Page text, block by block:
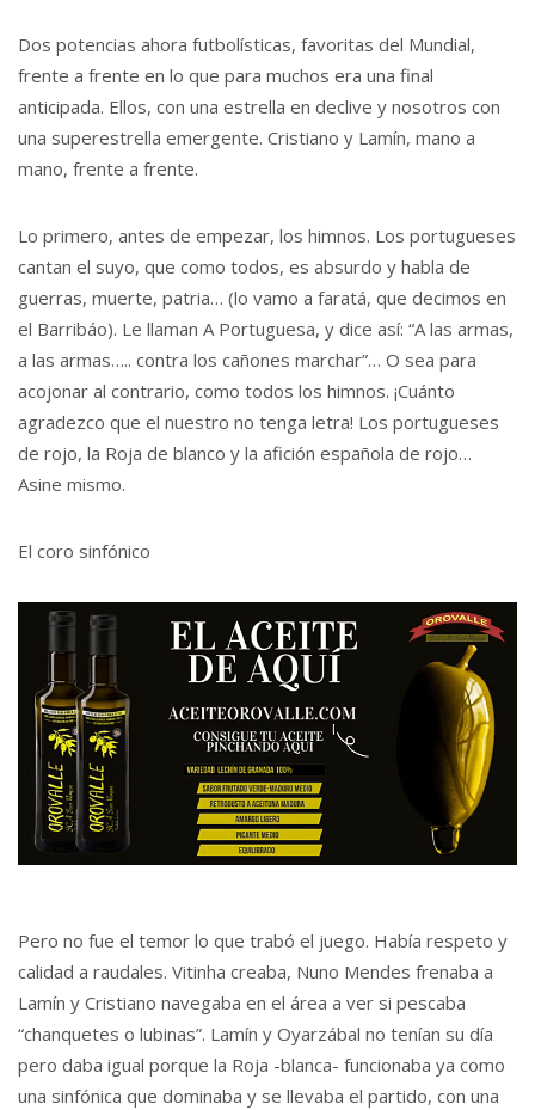
Dos potencias ahora futbolísticas, favoritas del Mundial,
frente a frente en lo que para muchos era una final
anticipada. Ellos, con una estrella en declive y nosotros con
una superestrella emergente. Cristiano y Lamín, mano a
mano, frente a frente.
Lo primero, antes de empezar, los himnos. Los portugueses
cantan el suyo, que como todos, es absurdo y habla de
guerras, muerte, patria… (lo vamo a faratá, que decimos en
el Barribáo). Le llaman A Portuguesa, y dice así: “A las armas,
a las armas….. contra los cañones marchar”… O sea para
acojonar al contrario, como todos los himnos. ¡Cuánto
agradezco que el nuestro no tenga letra! Los portugueses
de rojo, la Roja de blanco y la afición española de rojo…
Asine mismo.
El coro sinfónico
Pero no fue el temor lo que trabó el juego. Había respeto y
calidad a raudales. Vitinha creaba, Nuno Mendes frenaba a
Lamín y Cristiano navegaba en el área a ver si pescaba
“chanquetes o lubinas”. Lamín y Oyarzábal no tenían su día
pero daba igual porque la Roja -blanca- funcionaba ya como
una sinfónica que dominaba y se llevaba el partido, con una